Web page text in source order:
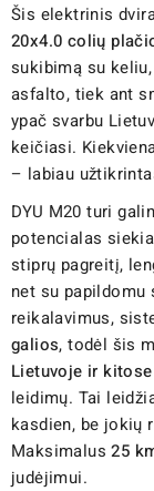
Šis elektrinis
20x4.0 colių
sukibimą su
asfalto, tiek ant
ypač svarbu
keičiasi.
– labiau
DYU M20 turi
potencialas
stiprų pagreitį,
net su papildomu
reikalavimus,
galios, todėl šis
Lietuvoje ir
leidimų. Tai
kasdien, be jokių
Maksimalus25
judėjimui.